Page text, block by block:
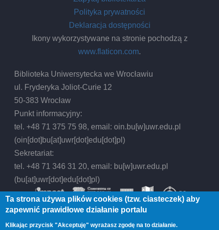
Polityka prywatności
Deklaracja dostępności
Ikony wykorzystywane na stronie pochodzą z
www.flaticon.com.
Biblioteka Uniwersytecka we Wrocławiu
ul. Fryderyka Joliot-Curie 12
50-383 Wrocław
Punkt informacyjny:
tel. +48 71 375 75 98, email:oin.bu[w]uwr.edu.pl
(oin[dot]bu[at]uwr[dot]edu[dot]pl)
Sekretariat:
tel. +48 71 346 31 20, email: bu[w]uwr.edu.pl
(bu[at]uwr[dot]edu[dot]pl)
Ta strona używa plików cookies (tzw. ciasteczek) aby
zapewnić prawidłowe działanie portalu
Klikając przycisk "Akceptuję" wyrażasz zgodę na to działanie.